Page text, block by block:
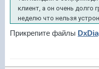
клиент, а он очень долго
неделю что нельзя
Прикрепите файлы